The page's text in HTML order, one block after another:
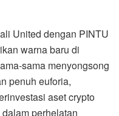
United dengan PINTU
warna baru di
sama menyongsong
penuh euforia,
aset crypto
perhelatan